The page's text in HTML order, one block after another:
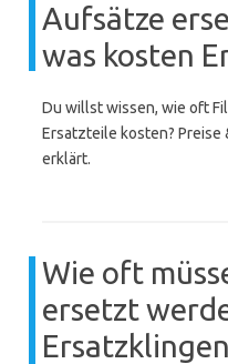
Aufsätze
was kosten
Du willst wissen, wie oft
Ersatzteile kosten?
erklärt.
Wie oft
ersetzt